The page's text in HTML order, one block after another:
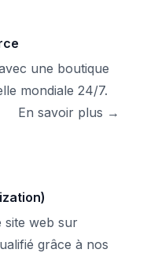
une boutique
mondiale 24/7.
En savoir plus →
site web sur
grâce à nos